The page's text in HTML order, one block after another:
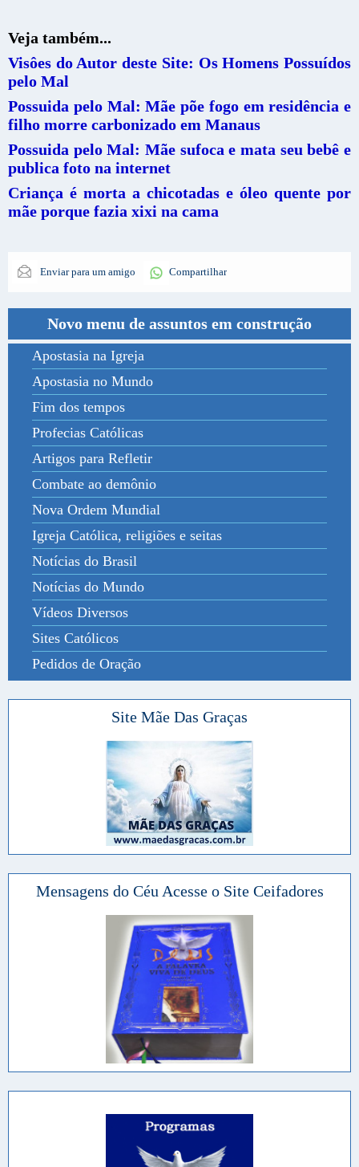
Veja também...
Visôes do Autor deste Site: Os Homens Possuídos
pelo Mal
Possuida pelo Mal: Mãe põe fogo em residência e
filho morre carbonizado em Manaus
Possuida pelo Mal: Mãe sufoca e mata seu bebê e
publica foto na internet
Criança é morta a chicotadas e óleo quente por
mãe porque fazia xixi na cama
Enviar para um amigo Compartilhar
Novo menu de assuntos em construção
Apostasia na Igreja
Apostasia no Mundo
Fim dos tempos
Profecias Católicas
Artigos para Refletir
Combate ao demônio
Nova Ordem Mundial
Igreja Católica, religiões e seitas
Notícias do Brasil
Notícias do Mundo
Vídeos Diversos
Sites Católicos
Pedidos de Oração
Site Mãe Das Graças
Mensagens do Céu Acesse o Site Ceifadores